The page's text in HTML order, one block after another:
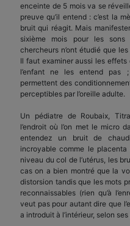
enceinte de 5 mois va se
preuve qu’il entend : c’est la
bruit qui réagit. Mais
sixième mois pour les
chercheurs n’ont étudié que
Il faut examiner aussi les
l’enfant ne les entend pas
permettent des
perceptibles par l’oreille adulte.
Un pédiatre de Roubaix,
l’endroit où l’on met le micro
entendez un bruit de
incroyable comme le
niveau du col de l’utérus, les
cas on a bien montré que la
distorsion tandis que les mots
reconnaissables (rien qu’à
veut pas pour autant dire que
a introduit à l’intérieur, selon ses